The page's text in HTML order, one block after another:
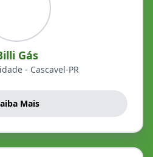
Gás
- Cascavel-PR
Mais